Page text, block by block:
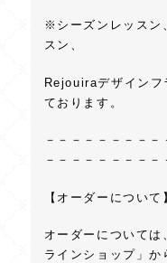
※シーズンレッスン
スン、
Rejouiraデザインフ
ております。
－－－－－－－－
－－－－－－－－－
【オーダーについて
オーダーについては
ラインショップ」か